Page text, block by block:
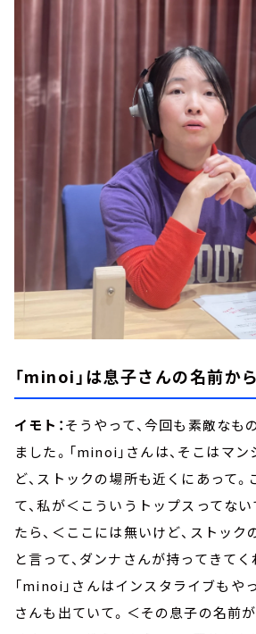
「minoi」は息子さんの名前から
イモト：そうやって、今回も素敵なも
ました。「minoi」さんは、そこはマ
ど、ストックの場所も近くにあって
て、私が＜こういうトップスってな
たら、＜ここには無いけど、ストッ
と言って、ダンナさんが持ってきてく
「minoi」さんはインスタライブもや
さんも出ていて。＜その息子の名前